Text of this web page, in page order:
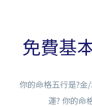
免費基
你的命格五行是?
運? 你的命